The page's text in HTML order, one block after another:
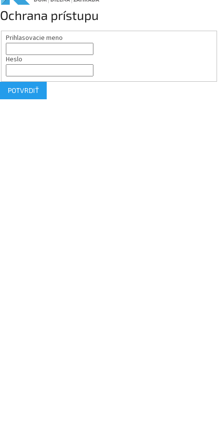
Ochrana prístupu
Prihlasovacie meno
Heslo
POTVRDIŤ